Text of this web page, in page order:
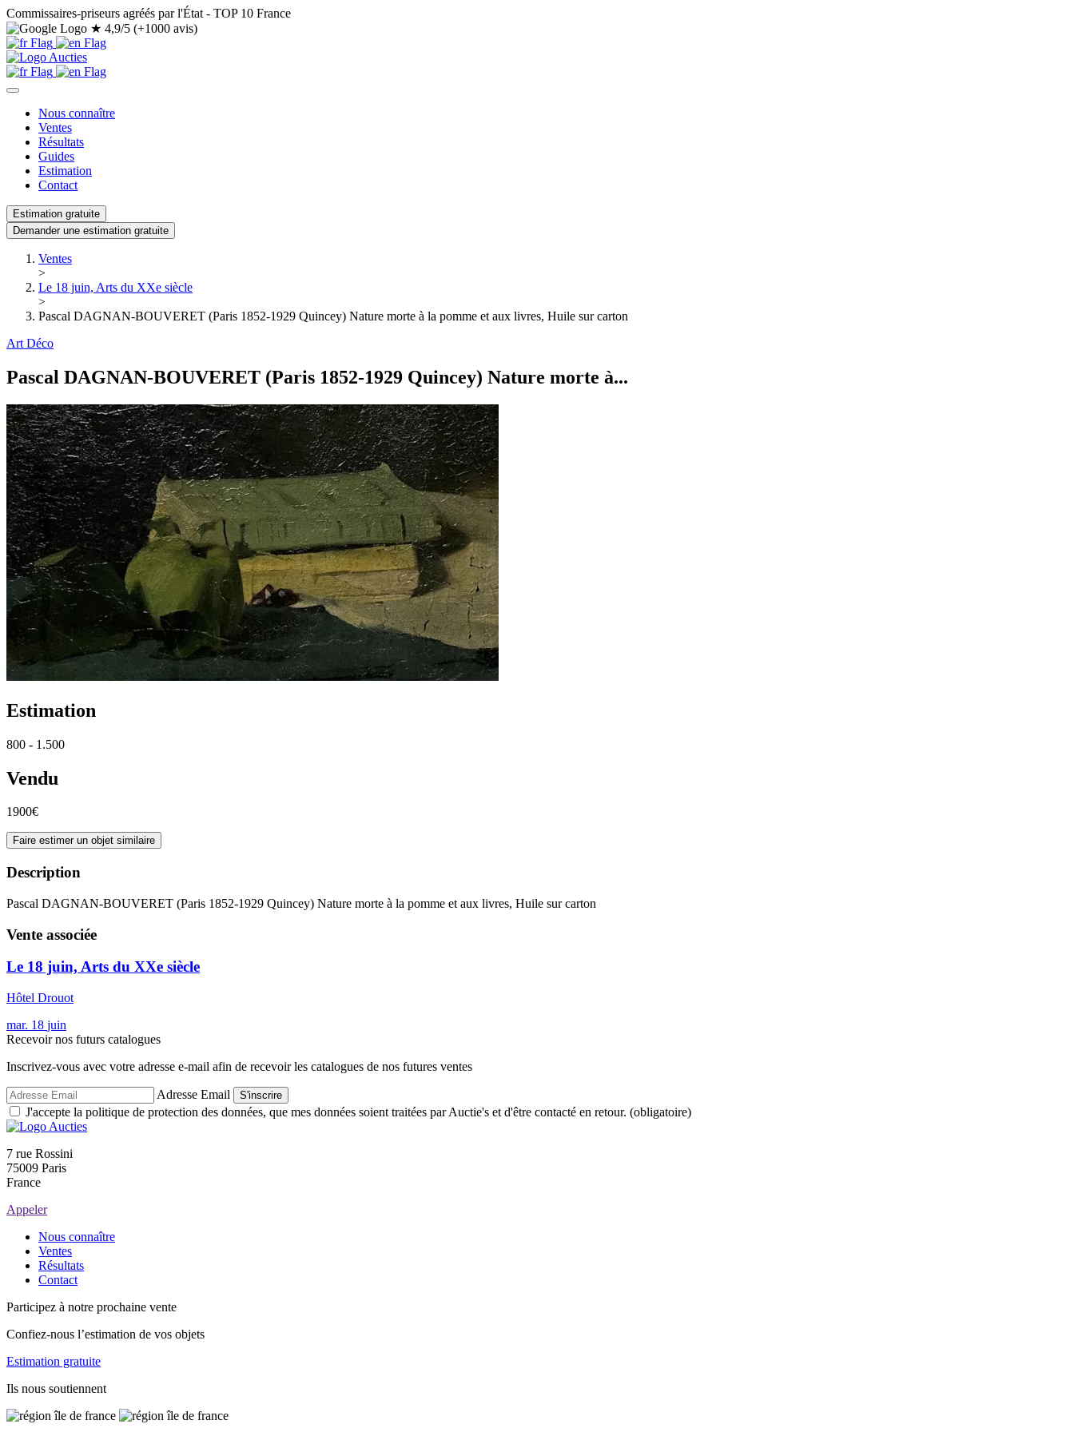
Commissaires-priseurs agréés par l'État - TOP 10 France
★ 4,9/5 (+1000 avis)
Nous connaître
Ventes
Résultats
Guides
Estimation
Contact
Estimation gratuite
Demander une estimation gratuite
Ventes
>
Le 18 juin, Arts du XXe siècle
>
Pascal DAGNAN-BOUVERET (Paris 1852-1929 Quincey) Nature morte à la pomme et aux livres, Huile sur carton
Art Déco
Pascal DAGNAN-BOUVERET (Paris 1852-1929 Quincey) Nature morte à...
Estimation
800 - 1.500
Vendu
1900€
Faire estimer un objet similaire
Description
Pascal DAGNAN-BOUVERET (Paris 1852-1929 Quincey) Nature morte à la pomme et aux livres, Huile sur carton
Vente associée
Le 18 juin, Arts du XXe siècle
Hôtel Drouot
mar. 18 juin
Recevoir nos futurs catalogues
Inscrivez-vous avec votre adresse e-mail afin de recevoir les catalogues de nos futures ventes
Adresse Email S'inscrire
J'accepte la politique de protection des données, que mes données soient traitées par Auctie's et d'être contacté en retour. (obligatoire)
7 rue Rossini
75009 Paris
France
Appeler
Nous connaître
Ventes
Résultats
Contact
Participez à notre prochaine vente
Confiez-nous l’estimation de vos objets
Estimation gratuite
Ils nous soutiennent